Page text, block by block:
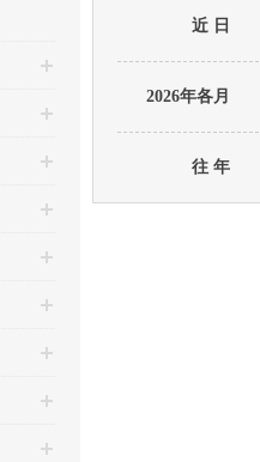
近 日
2026年各月
往 年